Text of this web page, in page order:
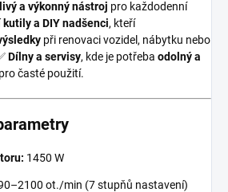
a výkonný nástroj pro každodenní
a DIY nadšenci, kteří
při renovaci vozidel, nábytku nebo
Dílny a servisy, kde je potřeba odolný a
pro časté použití.
1450 W
ot./min (7 stupňů nastavení)